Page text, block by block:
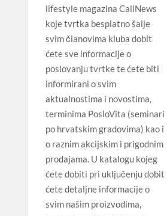
lifestyle magazina CaliNews
koje tvrtka besplatno šalje
svim članovima kluba dobit
ćete sve informacije o
poslovanju tvrtke te ćete biti
informirani o svim
aktualnostima i novostima,
terminima PosloVita (seminari
po hrvatskim gradovima) kao i
o raznim akcijskim i prigodnim
prodajama. U katalogu kojeg
ćete dobiti pri uključenju dobit
ćete detaljne informacije o
svim našim proizvodima,